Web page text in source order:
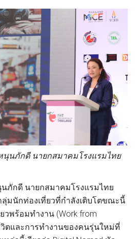
นุนภักดี นายกสมาคมโรงแรมไทย
ภักดี นายกสมาคมโรงแรมไทย
มนักท่องเที่ยวที่กำลังเติบโตขณะนี้
วพร้อมทำงาน (Work from
วิตและการทำงานของคนรุ่นใหม่ที่